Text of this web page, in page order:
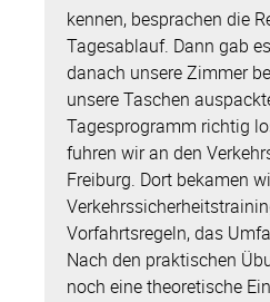
kennen, besprachen die
Tagesablauf. Dann gab
danach unsere Zimmer
unsere Taschen
Tagesprogramm richtig
fuhren wir an den
Freiburg. Dort bekamen
Vorfahrtsregeln, das
Nach den praktischen
noch eine theoretische